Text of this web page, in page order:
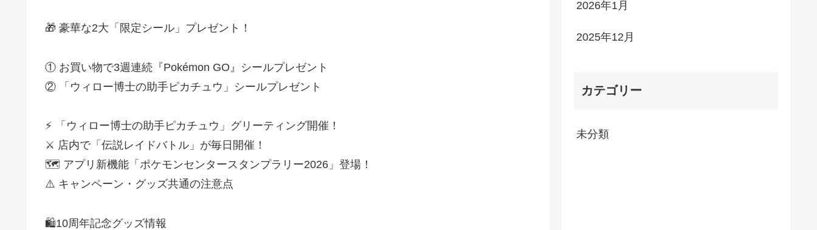
🎁 豪華な2大「限定シール」プレゼント！
① お買い物で3週連続『Pokémon GO』シールプレゼント
② 「ウィロー博士の助手ピカチュウ」シールプレゼント
⚡ 「ウィロー博士の助手ピカチュウ」グリーティング開催！
⚔️ 店内で「伝説レイドバトル」が毎日開催！
🗺️ アプリ新機能「ポケモンセンタースタンプラリー2026」登場！
⚠️ キャンペーン・グッズ共通の注意点
🛍️10周年記念グッズ情報
2026年1月
2025年12月
カテゴリー
未分類